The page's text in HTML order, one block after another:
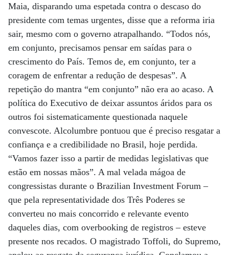
Maia, disparando uma espetada contra o descaso do
presidente com temas urgentes, disse que a reforma iria
sair, mesmo com o governo atrapalhando. “Todos nós,
em conjunto, precisamos pensar em saídas para o
crescimento do País. Temos de, em conjunto, ter a
coragem de enfrentar a redução de despesas”. A
repetição do mantra “em conjunto” não era ao acaso. A
política do Executivo de deixar assuntos áridos para os
outros foi sistematicamente questionada naquele
convescote. Alcolumbre pontuou que é preciso resgatar a
confiança e a credibilidade no Brasil, hoje perdida.
“Vamos fazer isso a partir de medidas legislativas que
estão em nossas mãos”. A mal velada mágoa de
congressistas durante o Brazilian Investment Forum –
que pela representatividade dos Três Poderes se
converteu no mais concorrido e relevante evento
daqueles dias, com overbooking de registros – esteve
presente nos recados. O magistrado Toffoli, do Supremo,